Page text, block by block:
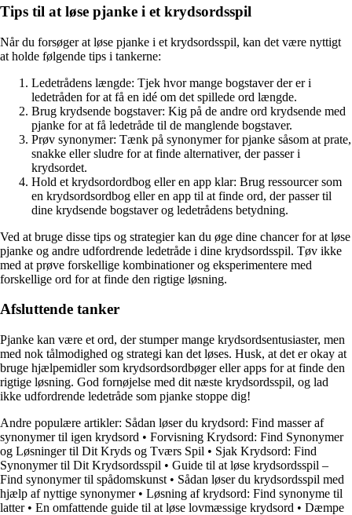
Tips til at løse pjanke i et krydsordsspil
Når du forsøger at løse pjanke i et krydsordsspil, kan det være nyttigt
at holde følgende tips i tankerne:
Ledetrådens længde: Tjek hvor mange bogstaver der er i
ledetråden for at få en idé om det spillede ord længde.
Brug krydsende bogstaver: Kig på de andre ord krydsende med
pjanke for at få ledetråde til de manglende bogstaver.
Prøv synonymer: Tænk på synonymer for pjanke såsom at prate,
snakke eller sludre for at finde alternativer, der passer i
krydsordet.
Hold et krydsordordbog eller en app klar: Brug ressourcer som
en krydsordsordbog eller en app til at finde ord, der passer til
dine krydsende bogstaver og ledetrådens betydning.
Ved at bruge disse tips og strategier kan du øge dine chancer for at løse
pjanke og andre udfordrende ledetråde i dine krydsordsspil. Tøv ikke
med at prøve forskellige kombinationer og eksperimentere med
forskellige ord for at finde den rigtige løsning.
Afsluttende tanker
Pjanke kan være et ord, der stumper mange krydsordsentusiaster, men
med nok tålmodighed og strategi kan det løses. Husk, at det er okay at
bruge hjælpemidler som krydsordsordbøger eller apps for at finde den
rigtige løsning. God fornøjelse med dit næste krydsordsspil, og lad
ikke udfordrende ledetråde som pjanke stoppe dig!
Andre populære artikler: Sådan løser du krydsord: Find masser af
synonymer til igen krydsord • Forvisning Krydsord: Find Synonymer
og Løsninger til Dit Kryds og Tværs Spil • Sjak Krydsord: Find
Synonymer til Dit Krydsordsspil • Guide til at løse krydsordsspil –
Find synonymer til spådomskunst • Sådan løser du krydsordsspil med
hjælp af nyttige synonymer• Løsning af krydsord: Find synonyme til
latter• En omfattende guide til at løse lovmæssige krydsord • Dæmpe